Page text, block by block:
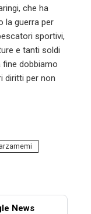
che ha
la guerra per
sportivi,
e tanti soldi
fine dobbiamo
diritti per non
News